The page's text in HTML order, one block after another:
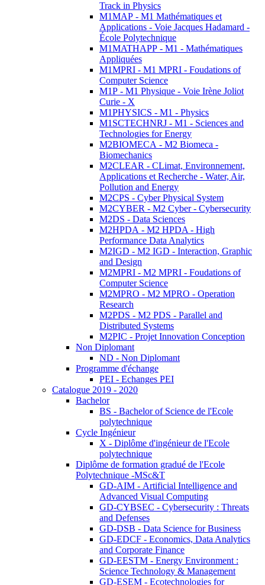
Track in Physics
M1MAP - M1 Mathématiques et
Applications - Voie Jacques Hadamard -
École Polytechnique
M1MATHAPP - M1 - Mathématiques
Appliquées
M1MPRI - M1 MPRI - Foudations of
Computer Science
M1P - M1 Physique - Voie Irène Joliot
Curie - X
M1PHYSICS - M1 - Physics
M1SCTECHNRJ - M1 - Sciences and
Technologies for Energy
M2BIOMECA - M2 Biomeca -
Biomechanics
M2CLEAR - CLimat, Environnement,
Applications et Recherche - Water, Air,
Pollution and Energy
M2CPS - Cyber Physical System
M2CYBER - M2 Cyber - Cybersecurity
M2DS - Data Sciences
M2HPDA - M2 HPDA - High
Performance Data Analytics
M2IGD - M2 IGD - Interaction, Graphic
and Design
M2MPRI - M2 MPRI - Foudations of
Computer Science
M2MPRO - M2 MPRO - Operation
Research
M2PDS - M2 PDS - Parallel and
Distributed Systems
M2PIC - Projet Innovation Conception
Non Diplomant
ND - Non Diplomant
Programme d'échange
PEI - Echanges PEI
Catalogue 2019 - 2020
Bachelor
BS - Bachelor of Science de l'Ecole
polytechnique
Cycle Ingénieur
X - Diplôme d'ingénieur de l'Ecole
polytechnique
Diplôme de formation gradué de l'Ecole
Polytechnique -MSc&T
GD-AIM - Artificial Intelligence and
Advanced Visual Computing
GD-CYBSEC - Cybersecurity : Threats
and Defenses
GD-DSB - Data Science for Business
GD-EDCF - Economics, Data Analytics
and Corporate Finance
GD-EESTM - Energy Environment :
Science Technology & Management
GD-ESEM - Ecotechnologies for